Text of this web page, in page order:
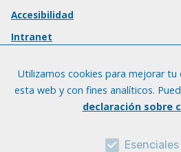
Accesibilidad
Intranet
Utilizamos cookies para mejorar tu
esta web y con fines analíticos.
declaración sobre
Esenciales